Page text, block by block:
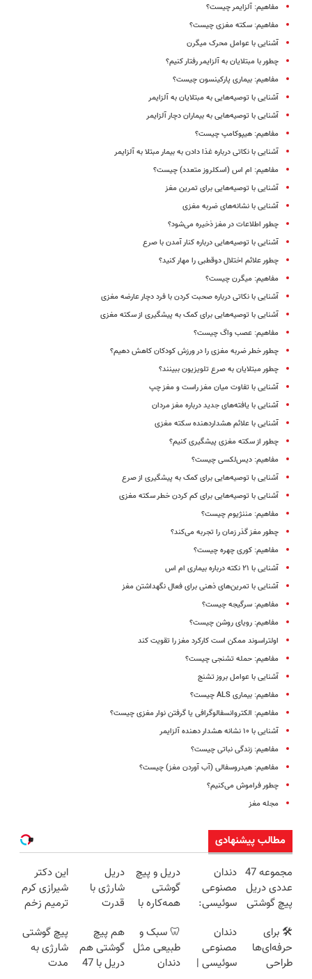
مفاهیم: آلزایمر چیست؟
مفاهیم: سکته مغزی چیست؟
آشنایی با عوامل محرک میگرن
چطور با مبتلایان به آلزایمر رفتار کنیم؟
مفاهیم: بیماری پارکینسون چیست؟
آشنایی با توصیه‌هایی به مبتلایان به آلزایمر
آشنایی با توصیه‌هایی به بیماران دچار آلزایمر
مفاهیم: هیپوکامپ چیست؟
آشنایی با نکاتی درباره غذا دادن به بیمار مبتلا به آلزایمر
مفاهیم: ام اس (اسکلروز متعدد) چیست؟
آشنایی با توصیه‌هایی برای تمرین مغز
آشنایی با نشانه‌‌های ضربه‌ مغزی
چطور اطلاعات در مغز ذخیره می‌شود؟
آشنایی با توصیه‌هایی درباره کنار آمدن با صرع
چطور علائم اختلال دوقطبی را مهار کنید؟
مفاهیم: میگرن چیست؟
آشنایی با نکاتی درباره صحبت کردن با فرد دچار عارضه مغزی
آشنایی با توصیه‌هایی برای کمک به پیشگیری از سکته مغزی
مفاهیم: عصب واگ چیست؟
چطور خطر ضربه مغزی را در ورزش کودکان کاهش دهیم؟
چطور مبتلایان به صرع تلویزیون ببینند؟
آشنایی با تفاوت میان مغز راست و مغز چپ
آشنایی با یافته‌های جدید درباره مغز مردان
آشنایی با علائم هشداردهنده سکته مغزی
چطور از سکته مغزی پیشگیری کنیم؟
مفاهیم: دیس‌لکسی چیست؟
آشنایی با توصیه‌هایی برای کمک به پیشگیری از صرع
آشنایی با توصیه‌هایی برای کم کردن خطر سکته مغزی
مفاهیم: مننژیوم چیست؟
چطور مغز گذر زمان را تجربه می‌کند؟
مفاهیم: کوری چهره چیست؟
آشنایی با ۲۱ نکته درباره بیماری ام اس
آشنایی با تمرین‌های ذهنی برای فعال نگهداشتن مغز
مفاهیم: سرگیجه چیست؟
مفاهیم: رویای روشن چیست؟
اولتراسوند ممکن است کارکرد مغز را تقویت کند
مفاهیم:‌ حمله تشنجی چیست؟
آشنایی با عوامل بروز تشنج
مفاهیم: بیماری ALS چیست؟
مفاهیم: الکتروانسفالوگرافی یا گرفتن نوار مغزی چیست؟
آشنایی با ۱۰ نشانه هشدار دهنده آلزایمر
مفاهیم: زندگی نباتی چیست؟
مفاهیم: هیدروسفالی (آب آوردن مغز) چیست؟
چطور فراموش می‌کنیم؟
مجله مغز
مطالب پیشنهادی
مجموعه 47
عددی دریل
پیچ گوشتی
(تخفیف به
مدت
محدود)
دندان
مصنوعی
سوئیسی:
فناوری
اروپا، سبک
و مقاوم |
دریل و پیچ
گوشتی
همه‌کاره با
هوشمند ⚙️
(نصف
قیمت بازار
دریل
شارژی با
قدرت
(مجموعه47عددی
با گارانتی
تعویض)
این دکتر
شیرازی کرم
ترمیم زخم
ساخت!!!
🛠️ برای
حرفه‌ای‌ها
طراحی
دندان
مصنوعی
سوئیسی |
🦷 سبک و
طبیعی مثل
دندان
هم پیچ
گوشتی هم
دریل با 47
پیچ گوشتی
شارژی به
مدت